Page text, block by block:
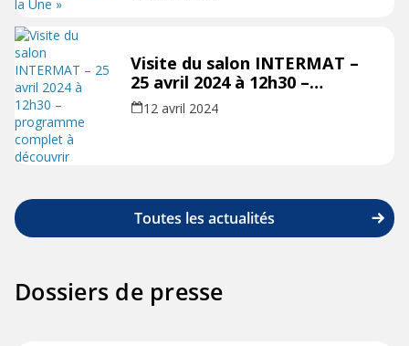
Visite du salon INTERMAT –
25 avril 2024 à 12h30 –
programme complet à
découvrir
12 avril 2024
Toutes les actualités
Dossiers de presse